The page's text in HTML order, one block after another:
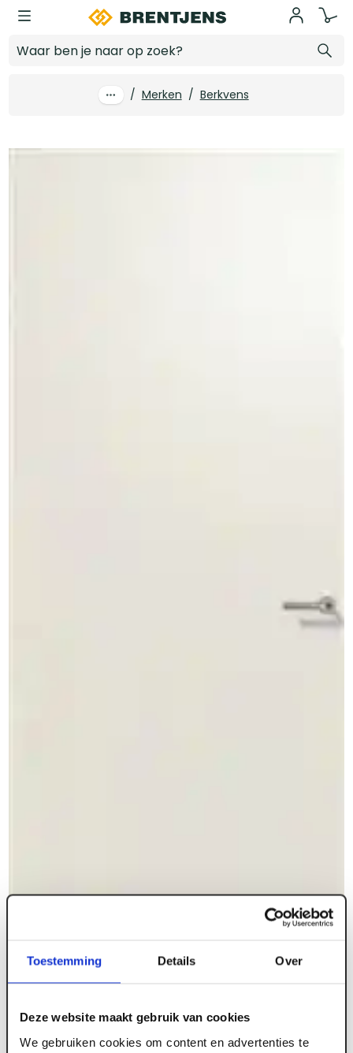
Toestemming Details Over
Deze website maakt gebruik van cookies
We gebruiken cookies om content en advertenties te
Ga naar hoofdinhoud
/ Merken / Berkvens
ART000724
930 x 2315 mm Berkvens Berkopal model-900
Log in voor prijzen